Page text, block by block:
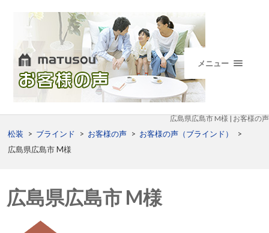
メニュー
広島県広島市 M様 | お客様の声
松装 > ブラインド > お客様の声 > お客様の声（ブラインド）
>
広島県広島市 M様
広島県広島市 M様